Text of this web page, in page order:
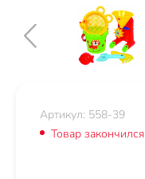
Артикул: 558-39
Товар закончился